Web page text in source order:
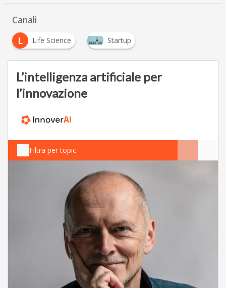
Canali
L
Life Science Startup
L’intelligenza artificiale per
l’innovazione
Filtra per topic